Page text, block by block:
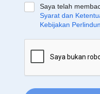
Saya telah
Syarat dan
Kebijakan